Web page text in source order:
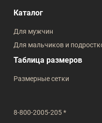
8-800-2005-205 *
Каталог
Для мужчин
Для мальчиков и
Таблица размеров
Размерные сетки